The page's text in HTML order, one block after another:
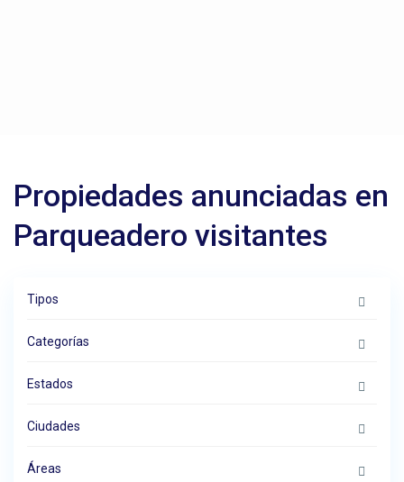
Propiedades anunciadas en
Parqueadero visitantes
Tipos
Categorías
Estados
Ciudades
Áreas